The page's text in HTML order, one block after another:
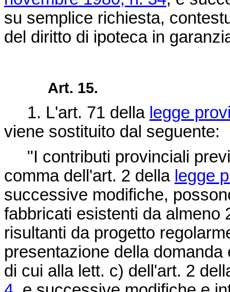
su semplice richiesta,
del diritto di ipoteca in
Art. 15.
1. L'art. 71 della legge
viene sostituito dal seguente:
"I contributi provinciali
comma dell'art. 2 della legge
successive modifiche,
fabbricati esistenti da almeno
risultanti da progetto
presentazione della
di cui alla lett. c) dell'art. 2